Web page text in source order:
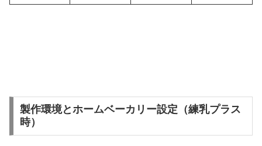
製作環境とホームベーカリー設定（練乳プラス
時）